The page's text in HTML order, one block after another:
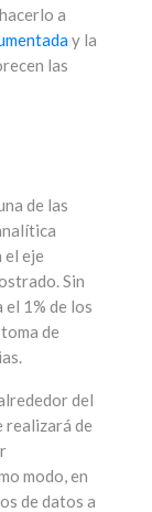
a
y la
las
de las
el eje
Sin
1% de los
de
del
realizará de
modo, en
de datos a